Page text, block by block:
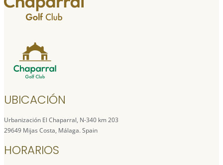
UBICACIÓN
Urbanización El Chaparral, N-340 km 203
29649 Mijas Costa, Málaga. Spain
HORARIOS